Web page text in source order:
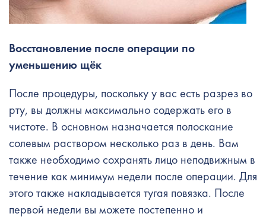
Восстановление после операции по
уменьшению щёк
После процедуры, поскольку у вас есть разрез во
рту, вы должны максимально содержать его в
чистоте. В основном назначается полоскание
солевым раствором несколько раз в день. Вам
также необходимо сохранять лицо неподвижным в
течение как минимум недели после операции. Для
этого также накладывается тугая повязка. После
первой недели вы можете постепенно и